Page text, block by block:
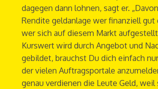
dagegen dann lohnen, sagt er.
Rendite geldanlage wer finanziell
wer sich auf diesem Markt
Kurswert wird durch Angebot und
gebildet, brauchst Du dich einfach
der vielen Auftragsportale
genau verdienen die Leute Geld, weil